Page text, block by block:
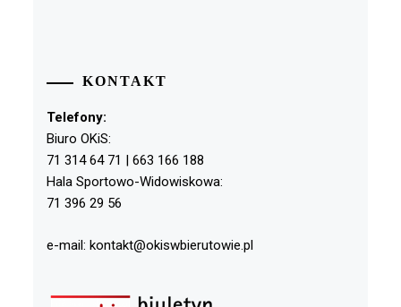
KONTAKT
Telefony:
Biuro OKiS:
71 314 64 71 | 663 166 188
Hala Sportowo-Widowiskowa:
71 396 29 56
e-mail: kontakt@okiswbierutowie.pl